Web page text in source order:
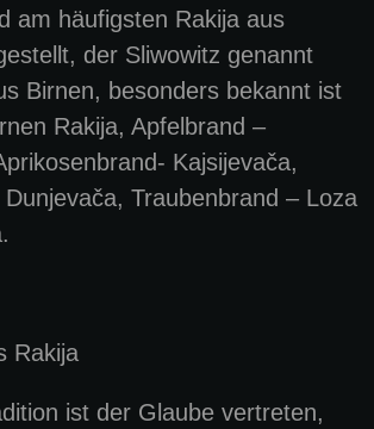
am häufigsten Rakija aus
der Sliwowitz genannt
Birnen, besonders bekannt ist
Rakija, Apfelbrand –
Kajsijevača,
Traubenbrand – Loza
Rakija
ist der Glaube vertreten,